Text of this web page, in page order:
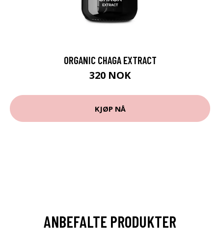
ORGANIC CHAGA EXTRACT
320 NOK
KJØP NÅ
ANBEFALTE PRODUKTER